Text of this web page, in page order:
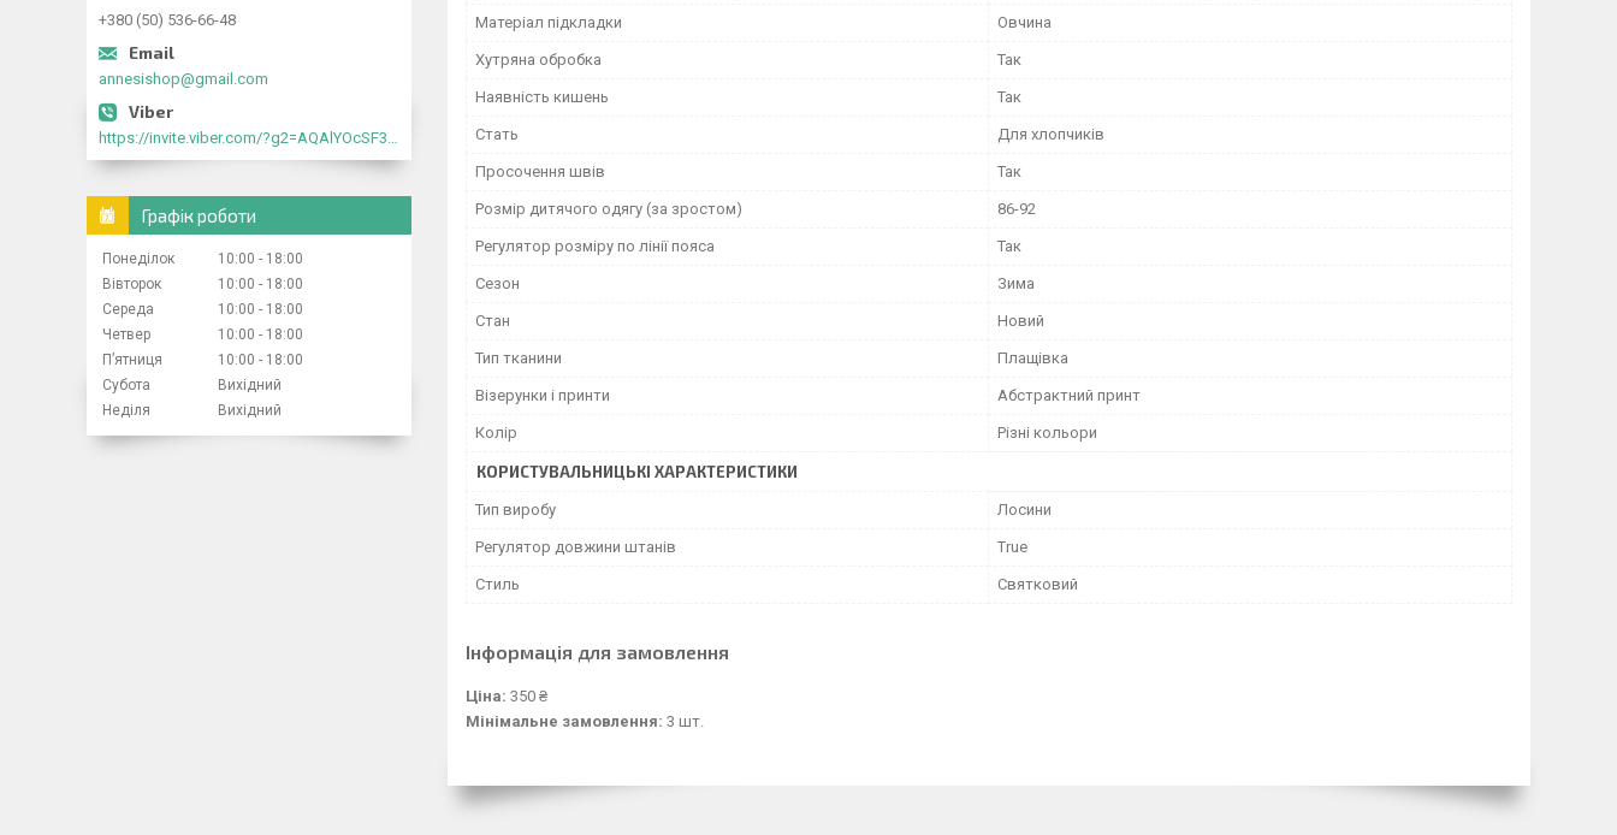
Матеріал підкладки Овчина
Хутряна обробка Так
Наявність кишень Так
Стать Для хлопчиків
Просочення швів Так
Розмір дитячого одягу (за зростом) 86-92
Регулятор розміру по лінії пояса Так
Сезон Зима
Стан Новий
Тип тканини Плащівка
Візерунки і принти Абстрактний принт
Колір Різні кольори
КОРИСТУВАЛЬНИЦЬКІ ХАРАКТЕРИСТИКИ
Тип виробу Лосини
Регулятор довжини штанів True
Стиль Святковий
Інформація для замовлення
Ціна: 350 ₴
Мінімальне замовлення: 3 шт.
+380 (50) 536-66-48
annesishop@gmail.com
https://invite.viber.com/?g2=AQAlYOcSF30rb0kdJdojYDWtk4sNE5eWPg2Om5jJmRlpJwnTwfwnCzMMxer2vioZ"
Графік роботи
Понеділок 10:00
18:00
Вівторок
10:00
18:00
Середа
10:00
18:00
Четвер
10:00
18:00
Пʼятниця
10:00
18:00
Субота
Вихідний
Неділя
Вихідний